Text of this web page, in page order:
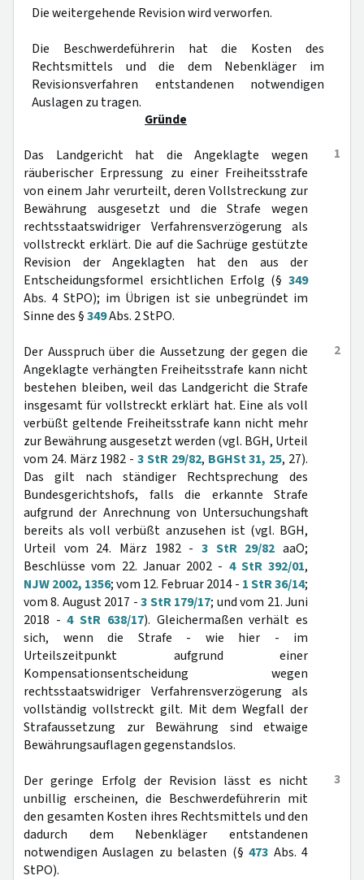
Die weitergehende Revision wird verworfen.
Die Beschwerdeführerin hat die Kosten des
Rechtsmittels und die dem Nebenkläger im
Revisionsverfahren entstandenen notwendigen
Auslagen zu tragen.
Gründe
1
Das Landgericht hat die Angeklagte wegen
räuberischer Erpressung zu einer Freiheitsstrafe
von einem Jahr verurteilt, deren Vollstreckung zur
Bewährung ausgesetzt und die Strafe wegen
rechtsstaatswidriger Verfahrensverzögerung als
vollstreckt erklärt. Die auf die Sachrüge gestützte
Revision der Angeklagten hat den aus der
Entscheidungsformel ersichtlichen Erfolg (§ 349
Abs. 4 StPO); im Übrigen ist sie unbegründet im
Sinne des §349Abs. 2 StPO.
2
Der Ausspruch über die Aussetzung der gegen die
Angeklagte verhängten Freiheitsstrafe kann nicht
bestehen bleiben, weil das Landgericht die Strafe
insgesamt für vollstreckt erklärt hat. Eine als voll
verbüßt geltende Freiheitsstrafe kann nicht mehr
zur Bewährung ausgesetzt werden (vgl. BGH, Urteil
vom 24. März 1982 -3 StR 29/82, BGHSt 31, 25, 27).
Das gilt nach ständiger Rechtsprechung des
Bundesgerichtshofs, falls die erkannte Strafe
aufgrund der Anrechnung von Untersuchungshaft
bereits als voll verbüßt anzusehen ist (vgl. BGH,
Urteil vom 24. März 1982 - 3 StR 29/82 aaO;
Beschlüsse vom 22. Januar 2002 - 4 StR 392/01,
NJW 2002, 1356; vom 12. Februar 2014 - 1 StR 36/14;
vom 8. August 2017 -3 StR 179/17; und vom 21. Juni
2018 -4 StR 638/17). Gleichermaßen verhält es
sich, wenn die Strafe - wie hier - im
Urteilszeitpunkt aufgrund einer
Kompensationsentscheidung wegen
rechtsstaatswidriger Verfahrensverzögerung als
vollständig vollstreckt gilt. Mit dem Wegfall der
Strafaussetzung zur Bewährung sind etwaige
Bewährungsauflagen gegenstandslos.
3
Der geringe Erfolg der Revision lässt es nicht
unbillig erscheinen, die Beschwerdeführerin mit
den gesamten Kosten ihres Rechtsmittels und den
dadurch dem Nebenkläger entstandenen
notwendigen Auslagen zu belasten (§473 Abs. 4
StPO).